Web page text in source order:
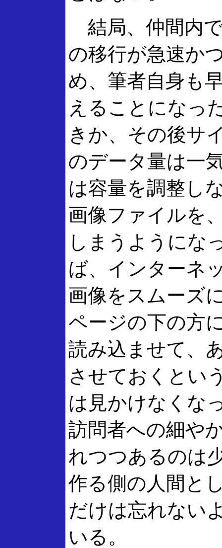
結局、仲間内
の移行が急速か
め、筆者自身も
えることになっ
きか、その後サ
のデータ量は一
は容量を調整し
画像ファイルを
しまうようにな
ば、インターネ
画像をスムーズ
ページの下の方
読み込ませて、
させておくとい
は見かけなくな
訪問者への細や
れつつあるのは
作る側の人間と
だけは忘れない
いる。